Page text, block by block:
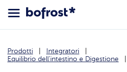
Prodotti
Integratori
Equilibrio dell'intestino e Digestione